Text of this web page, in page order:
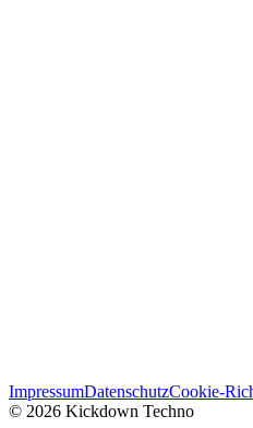
ImpressumDatenschutzCookie-
© 2026 Kickdown Techno